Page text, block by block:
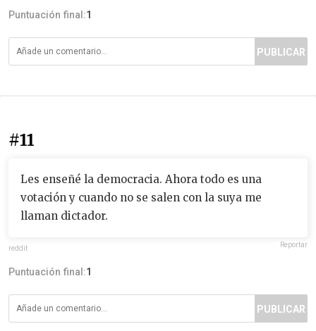
Puntuación final:1
PUBLICAR
#11
Les enseñé la democracia. Ahora todo es una
votación y cuando no se salen con la suya me
llaman dictador.
reddit Reportar
Puntuación final:1
PUBLICAR